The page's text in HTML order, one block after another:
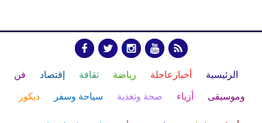
الرئيسية أخبارعاجلة رياضة ثقافة إقتصاد فن
وموسيقى أزياء صحة وتغذية سياحة وسفر ديكور